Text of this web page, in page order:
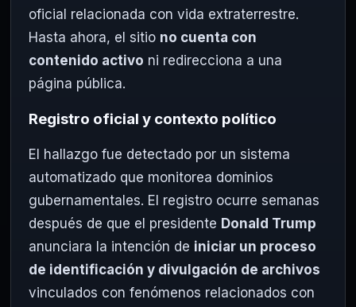
oficial relacionada con vida extraterrestre.
Hasta ahora, el sitio no cuenta con
contenido activo ni redirecciona a una
página pública.
Registro oficial y contexto político
El hallazgo fue detectado por un sistema
automatizado que monitorea dominios
gubernamentales. El registro ocurre semanas
después de que el presidente Donald Trump
anunciara la intención de iniciar un proceso
de identificación y divulgación de archivos
vinculados con fenómenos relacionados con